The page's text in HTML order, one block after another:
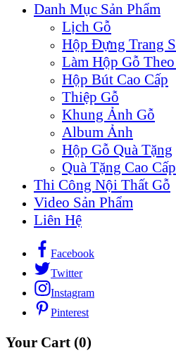
Danh Mục Sản Phẩm
Lịch Gỗ
Hộp Đựng Trang
Làm Hộp Gỗ
Hộp Bút Cao Cấp
Thiệp Gỗ
Khung Ảnh Gỗ
Album Ảnh
Hộp Gỗ Quà Tặng
Quà Tặng Cao Cấp
Thi Công Nội Thất Gỗ
Video Sản Phẩm
Liên Hệ
Facebook
Twitter
Instagram
Pinterest
Your Cart (0)